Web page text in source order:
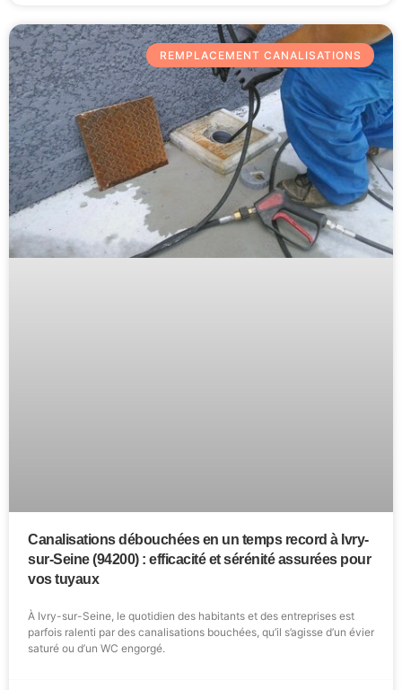
REMPLACEMENT CANALISATIONS
Canalisations débouchées en un temps record à Ivry-
sur-Seine (94200) : efficacité et sérénité assurées pour
vos tuyaux
À Ivry-sur-Seine, le quotidien des habitants et des entreprises est
parfois ralenti par des canalisations bouchées, qu’il s’agisse d’un évier
saturé ou d’un WC engorgé.